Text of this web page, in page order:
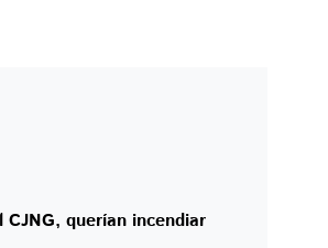
querían incendiar